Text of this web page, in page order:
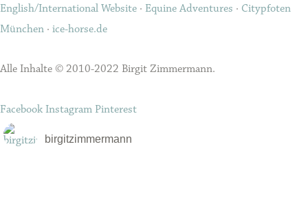
English/International Website · Equine Adventures · Citypfoten
München · ice-horse.de
Alle Inhalte © 2010-2022 Birgit Zimmermann.
Facebook Instagram Pinterest
birgitzimmermann